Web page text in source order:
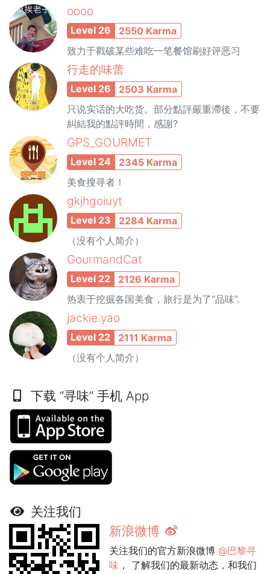
oooo
Level 26
2550 Karma
致力于戳破某些难吃一笔餐馆刷好评恶习
行走的味蕾
Level 26
2503 Karma
只说实话的大吃货。部分點評嚴重滯後，不要
糾結我的點評時間，感謝?
GPS_GOURMET
Level 24
2345 Karma
美食搜寻者！
gkjhgoiuyt
Level 23
2284 Karma
（没有个人简介）
GourmandCat
Level 22
2126 Karma
热衷于挖掘各国美食，旅行是为了“品味”.
jackie.yao
Level 22
2111 Karma
（没有个人简介）
下载 “寻味” 手机 App
关注我们
新浪微博
关注我们的官方新浪微博 @巴黎寻
味 ， 了解我们的最新动态，和我们